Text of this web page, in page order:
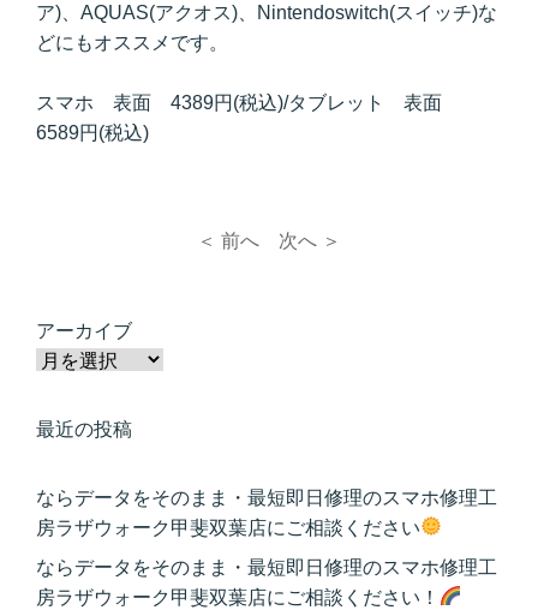
ア)、AQUAS(アクオス)、Nintendoswitch(スイッチ)な
どにもオススメです。
スマホ 表面 4389円(税込)/タブレット 表面
6589円(税込)
＜ 前へ 次へ ＞
アーカイブ
最近の投稿
ならデータをそのまま・最短即日修理のスマホ修理工
房ラザウォーク甲斐双葉店にご相談ください
ならデータをそのまま・最短即日修理のスマホ修理工
房ラザウォーク甲斐双葉店にご相談ください！